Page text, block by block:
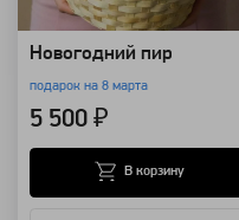
Новогодний пир
подарок на 8 марта
5 500 ₽
В корзину